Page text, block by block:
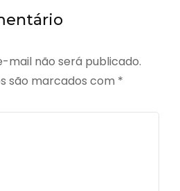
mail não será publicado.
são marcados com *